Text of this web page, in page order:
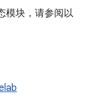
模块，请参阅以